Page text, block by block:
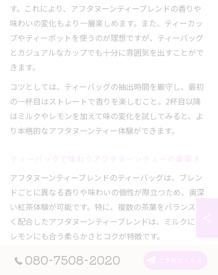
す。これにより、アフタヌーンティーブレンドの香りや
味わいの変化もより一層楽しめます。また、ティーカッ
プやティーポットを使うのが理想ですが、ティーバッグ
とカジュアルなカップでも十分に雰囲気を出すことがで
きます。
コツとしては、ティーバッグの抽出時間を厳守し、最初
の一杯目はストレートで香りを楽しむこと。2杯目以降
はミルクやレモンを加えて味の変化を試してみると、よ
り本格的なアフタヌーンティー体験ができます。
アフタヌーンティーブレンドのティーバッグは、ブレン
ドごとに異なる香りや味わいの個性が際立つため、奥深
い紅茶体験が可能です。特に、複数の茶葉をバランスよ
く配合したアフタヌーンティーブレンドは、ミルクにも
レモンにも合う柔らかさとコクが特徴です。
実際の利用者からは「ティーバッグでも茶葉の香りがし
080-7508-2020